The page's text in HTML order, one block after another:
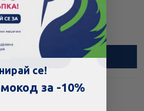
лв.
се!
за -10%